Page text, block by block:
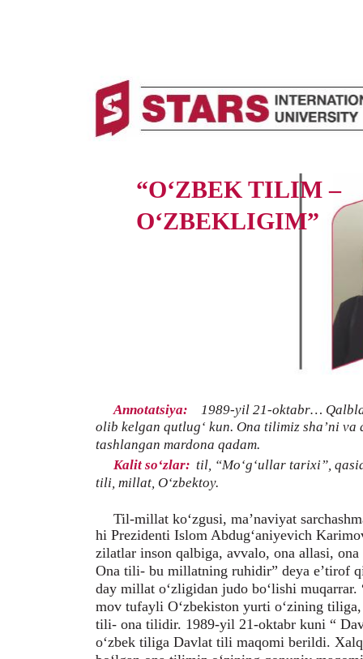
Annotatsiya:
1989-yil 21-oktabr…
olib kelgan qutlug‘ kun. Ona tilimiz sha’ni
tashlangan mardona qadam.
Kalit so‘zlar: til, “Mo‘g‘ullar tarixi”,
tili, millat, O‘zbektoy.
Til-millat ko‘zgusi, ma’naviyat
hi Prezidenti Islom Abdug‘aniyevich
zilatlar inson qalbiga, avvalo, ona allasi,
Ona tili- bu millatning ruhidir” deya e’tirof
day millat o‘zligidan judo bo‘lishi
mov tufayli O‘zbekiston yurti o‘zining
tili- ona tilidir. 1989-yil 21-oktabr kuni “
o‘zbek tiliga Davlat tili maqomi berildi.
“O‘ZBEK TILIM –
O‘ZBEKLIGIM”